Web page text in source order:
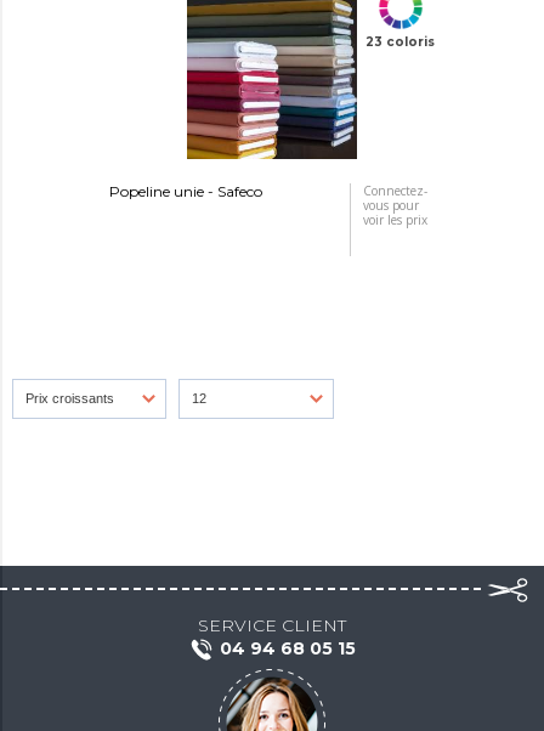
23 coloris
Popeline unie - Safeco
Connectez-
vous pour
voir les prix
SERVICE CLIENT
04 94 68 05 15